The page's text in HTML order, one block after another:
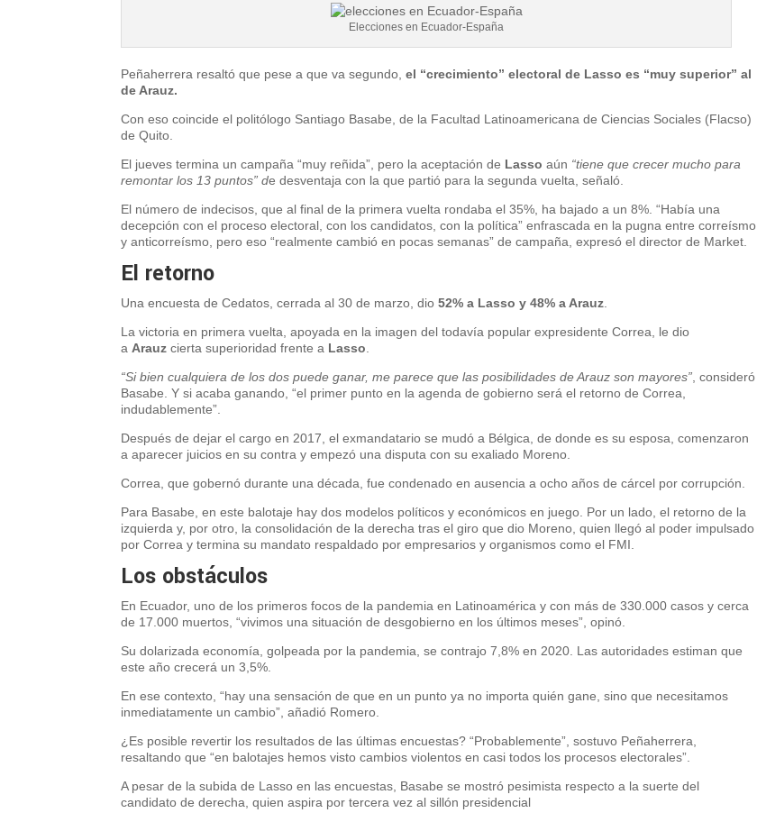
Elecciones en Ecuador-España
Peñaherrera resaltó que pese a que va segundo,el “crecimiento” electoral de Lasso es “muy superior” al
de Arauz.
Con eso coincide el politólogo Santiago Basabe, de la Facultad Latinoamericana de Ciencias Sociales (Flacso)
de Quito.
El jueves termina un campaña “muy reñida”, pero la aceptación de Lassoaún “tiene que crecer mucho para
remontar los 13 puntos” de desventaja con la que partió para la segunda vuelta, señaló.
El número de indecisos, que al final de la primera vuelta rondaba el 35%, ha bajado a un 8%. “Había una
decepción con el proceso electoral, con los candidatos, con la política” enfrascada en la pugna entre correísmo
y anticorreísmo, pero eso “realmente cambió en pocas semanas” de campaña, expresó el director de Market.
El retorno
Una encuesta de Cedatos, cerrada al 30 de marzo, dio 52% a Lasso y 48% a Arauz
La victoria en primera vuelta, apoyada en la imagen del todavía popular expresidente Correa, le dio
a Arauzcierta superioridad frente a Lasso
“Si bien cualquiera de los dos puede ganar, me parece que las posibilidades de Arauz son mayores” , consideró
Basabe. Y si acaba ganando, “el primer punto en la agenda de gobierno será el retorno de Correa,
indudablemente”.
Después de dejar el cargo en 2017, el exmandatario se mudó a Bélgica, de donde es su esposa, comenzaron
a aparecer juicios en su contra y empezó una disputa con su exaliado Moreno.
Correa, que gobernó durante una década, fue condenado en ausencia a ocho años de cárcel por corrupción.
Para Basabe, en este balotaje hay dos modelos políticos y económicos en juego. Por un lado, el retorno de la
izquierda y, por otro, la consolidación de la derecha tras el giro que dio Moreno, quien llegó al poder impulsado
por Correa y termina su mandato respaldado por empresarios y organismos como el FMI.
Los obstáculos
En Ecuador, uno de los primeros focos de la pandemia en Latinoamérica y con más de 330.000 casos y cerca
de 17.000 muertos, “vivimos una situación de desgobierno en los últimos meses”, opinó.
Su dolarizada economía, golpeada por la pandemia, se contrajo 7,8% en 2020. Las autoridades estiman que
este año crecerá un 3,5%.
En ese contexto, “hay una sensación de que en un punto ya no importa quién gane, sino que necesitamos
inmediatamente un cambio”, añadió Romero.
¿Es posible revertir los resultados de las últimas encuestas? “Probablemente”, sostuvo Peñaherrera,
resaltando que “en balotajes hemos visto cambios violentos en casi todos los procesos electorales”.
A pesar de la subida de Lasso en las encuestas, Basabe se mostró pesimista respecto a la suerte del
candidato de derecha, quien aspira por tercera vez al sillón presidencial